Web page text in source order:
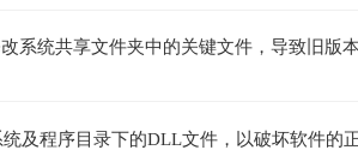
系统共享文件夹中的关键文件，导致旧版
及程序目录下的DLL文件，以破坏软件的正